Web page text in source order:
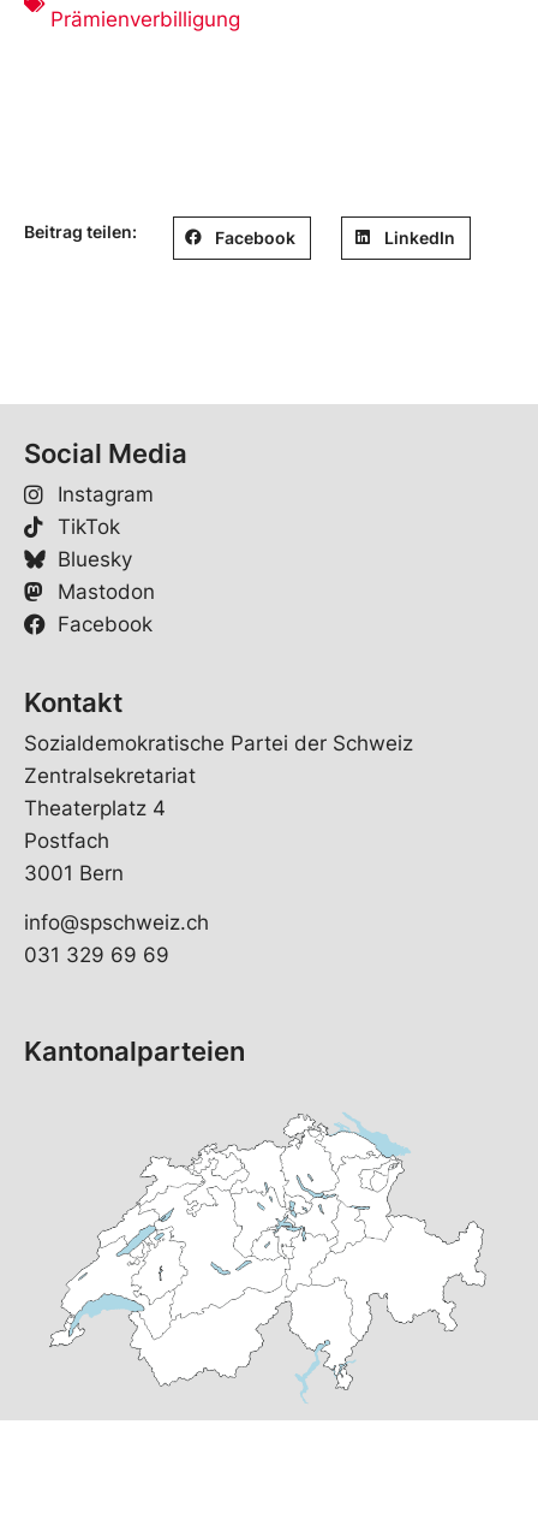
Prämienverbilligung
Beitrag teilen: Facebook LinkedIn
Social Media
Instagram
TikTok
Bluesky
Mastodon
Facebook
Kontakt
Sozialdemokratische Partei der Schweiz
Zentralsekretariat
Theaterplatz 4
Postfach
3001 Bern
info@spschweiz.ch
031 329 69 69
Kantonalparteien